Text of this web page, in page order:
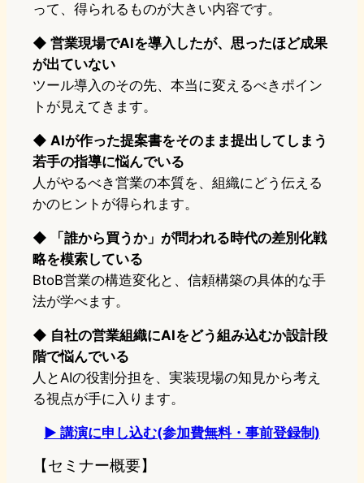
って、得られるものが大きい内容です。
◆ 営業現場でAIを導入したが、思ったほど成果
が出ていない
ツール導入のその先、本当に変えるべきポイン
トが見えてきます。
◆ AIが作った提案書をそのまま提出してしまう
若手の指導に悩んでいる
人がやるべき営業の本質を、組織にどう伝える
かのヒントが得られます。
◆ 「誰から買うか」が問われる時代の差別化戦
略を模索している
BtoB営業の構造変化と、信頼構築の具体的な手
法が学べます。
◆ 自社の営業組織にAIをどう組み込むか設計段
階で悩んでいる
人とAIの役割分担を、実装現場の知見から考え
る視点が手に入ります。
▶ 講演に申し込む(参加費無料・事前登録制)
【セミナー概要】